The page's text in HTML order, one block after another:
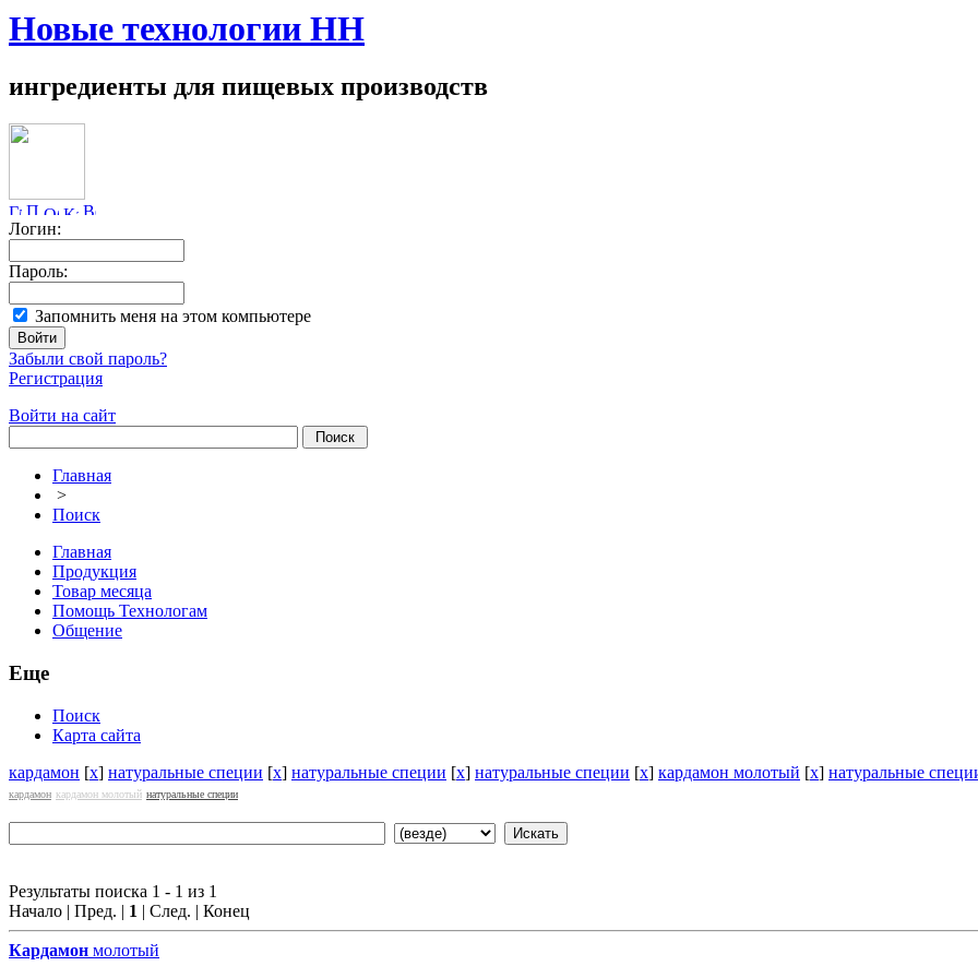
Новые технологии НН
ингредиенты для пищевых производств
Логин:
Пароль:
Запомнить меня на этом компьютере
Забыли свой пароль?
Регистрация
Войти на сайт
Главная
>
Поиск
Главная
Продукция
Товар месяца
Помощь Технологам
Общение
Еще
Поиск
Карта сайта
кардамон [x] натуральные специи [x] натуральные специи [x] натуральные специи [x] кардамон молотый [x] натуральные
кардамон кардамон молотый натуральные специи
Результаты поиска 1 - 1 из 1
Начало | Пред. | 1 | След. | Конец
Кардамон молотый